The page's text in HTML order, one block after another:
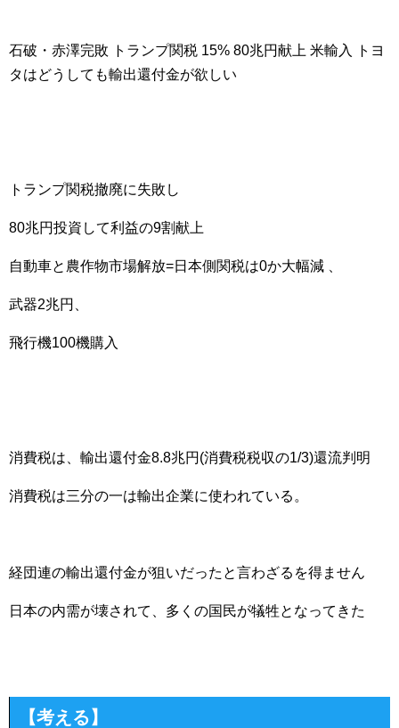
石破・赤澤完敗 トランプ関税 15% 80兆円献上 米輸入 トヨ
タはどうしても輸出還付金が欲しい
トランプ関税撤廃に失敗し
80兆円投資して利益の9割献上
自動車と農作物市場解放=日本側関税は0か大幅減 、
武器2兆円、
飛行機100機購入
消費税は、輸出還付金8.8兆円(消費税税収の1/3)還流判明
消費税は三分の一は輸出企業に使われている。
経団連の輸出還付金が狙いだったと言わざるを得ません
日本の内需が壊されて、多くの国民が犠牲となってきた
【考える】